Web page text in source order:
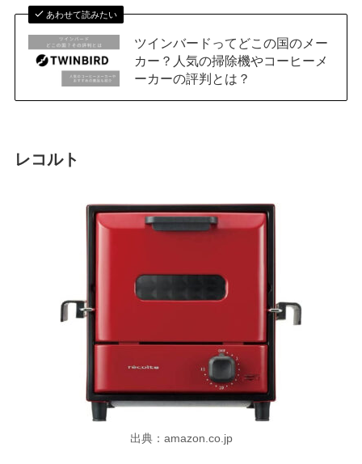
あわせて読みたい
ツインバードってどこの国のメー
カー？人気の掃除機やコーヒーメ
ーカーの評判とは？
レコルト
出典：amazon.co.jp